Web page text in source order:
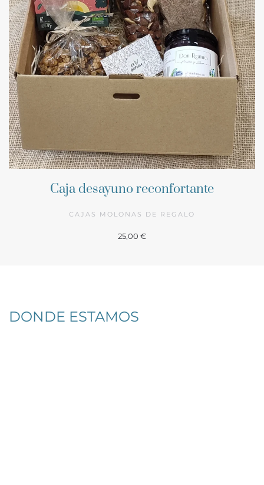
Caja desayuno reconfortante
CAJAS MOLONAS DE REGALO
25,00 €
DONDE ESTAMOS